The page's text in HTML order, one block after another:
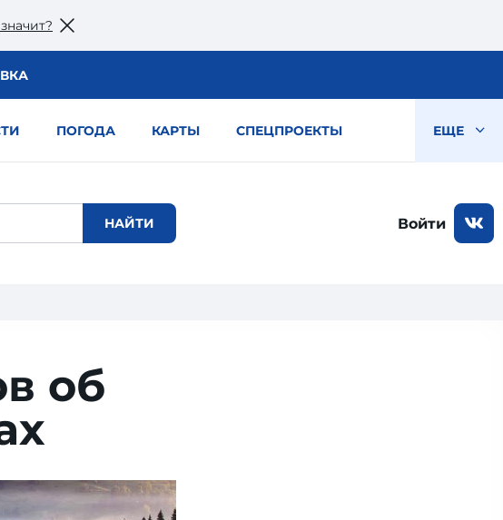
ПОГОДА КАРТЫ СПЕЦПРОЕКТЫ ЕЩЕ
Войти
об